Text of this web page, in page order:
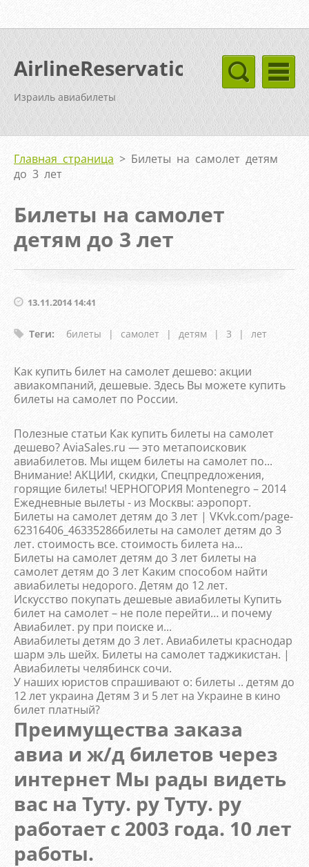
AirlineReservation
Израиль авиабилеты
Главная страница > Билеты на самолет детям
до 3 лет
Билеты на самолет
детям до 3 лет
13.11.2014 14:41
Теги: билеты | самолет | детям | 3 | лет
Как купить билет на самолет дешево: акции
авиакомпаний, дешевые. Здесь Вы можете купить
билеты на самолет по России.
Полезные статьи Как купить билеты на самолет
дешево? AviaSales.ru — это метапоисковик
авиабилетов. Мы ищем билеты на самолет по...
Внимание! АКЦИИ, скидки, Спецпредложения,
горящие билеты! ЧЕРНОГОРИЯ Montenegro – 2014
Ежедневные вылеты - из Москвы: аэропорт.
Билеты на самолет детям до 3 лет | VKvk.com/page-
62316406_46335286билеты на самолет детям до 3
лет. стоимость все. стоимость билета на...
Билеты на самолет детям до 3 лет билеты на
самолет детям до 3 лет Каким способом найти
авиабилеты недорого. Детям до 12 лет.
Искусство покупать дешевые авиабилеты Купить
билет на самолет – не поле перейти… и почему
Авиабилет. ру при поиске и...
Авиабилеты детям до 3 лет. Авиабилеты краснодар
шарм эль шейх. Билеты на самолет таджикистан. |
Авиабилеты челябинск сочи.
У наших юристов спрашивают о: билеты .. детям до
12 лет украина Детям 3 и 5 лет на Украине в кино
билет платный?
Преимущества заказа
авиа и ж/д билетов через
интернет Мы рады видеть
вас на Туту. ру Туту. ру
работает с 2003 года. 10 лет
работы.